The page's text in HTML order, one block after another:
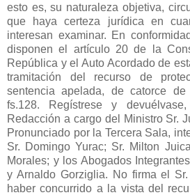
esto es, su naturaleza objetiva,
que haya certeza jurídica en
interesan examinar. En
disponen el artículo 20 de la
República y el Auto Acordado de
tramitación del recurso de
sentencia apelada, de catorce
fs.128. Regístrese y
Redacción a cargo del Ministro Sr.
Pronunciado por la Tercera Sala,
Sr. Domingo Yurac; Sr. Milton
Morales; y los Abogados
y Arnaldo Gorziglia. No firma el
haber concurrido a la vista del